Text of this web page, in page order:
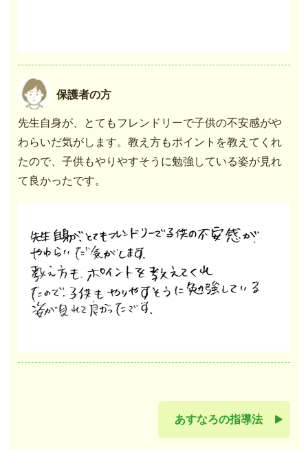
保護者の方
先生自身が、とてもフレンドリーで子供の不安感がや
わらいだ気がします。教え方もポイントを教えてくれ
たので、子供もやりやすそうに勉強している姿が見れ
て良かったです。
あすなろの指導法